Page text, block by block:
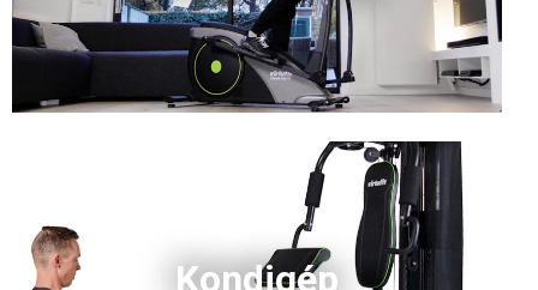
Kondigép